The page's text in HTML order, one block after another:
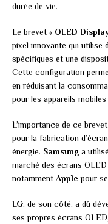
durée de vie.
Le brevet « OLED
pixel innovante qui utilise
spécifiques et une
Cette configuration
en réduisant la
pour les appareils
L’importance de ce
pour la fabrication
énergie. Samsung a
marché des écrans
notamment Apple pour
LG, de son côté, a dû
ses propres écrans